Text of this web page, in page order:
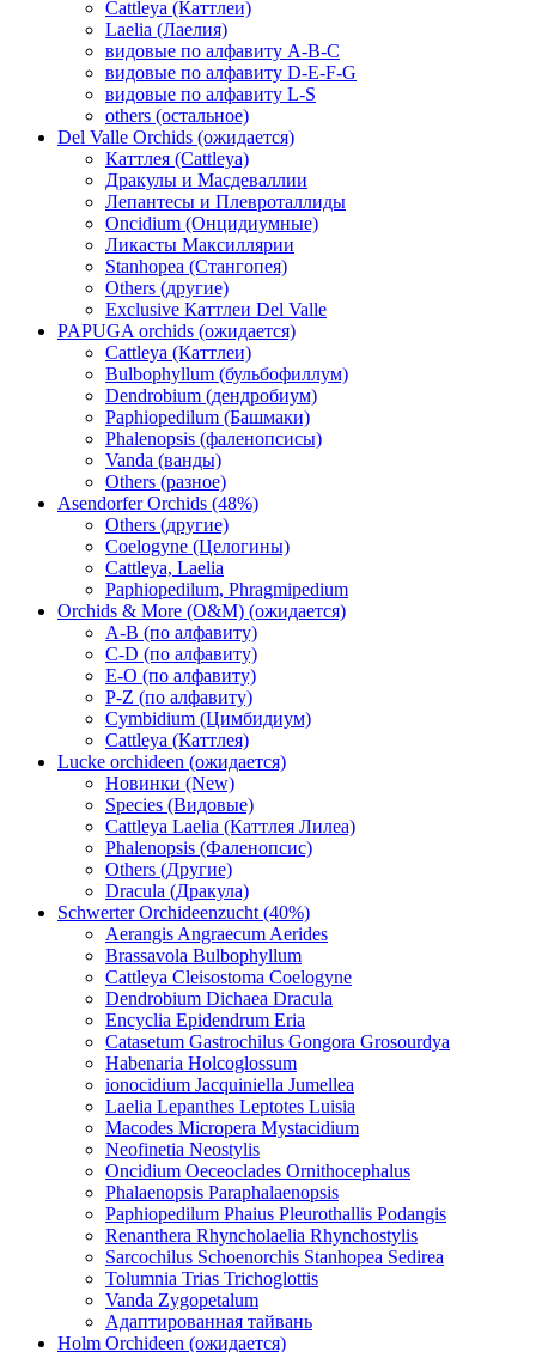
Cattleya (Каттлеи)
Laelia (Лаелия)
видовые по алфавиту A-B-C
видовые по алфавиту D-E-F-G
видовые по алфавиту L-S
others (остальное)
Del Valle Orchids (ожидается)
Каттлея (Cattleya)
Дракулы и Масдеваллии
Лепантесы и Плевроталлиды
Oncidium (Онцидиумные)
Ликасты Максиллярии
Stanhopea (Стангопея)
Others (другие)
Exclusive Каттлеи Del Valle
PAPUGA orchids (ожидается)
Cattleya (Каттлеи)
Bulbophyllum (бульбофиллум)
Dendrobium (дендробиум)
Paphiopedilum (Башмаки)
Phalenopsis (фаленопсисы)
Vanda (ванды)
Others (разное)
Asendorfer Orchids (48%)
Others (другие)
Coelogyne (Целогины)
Cattleya, Laelia
Paphiopedilum, Phragmipedium
Orchids & More (O&M) (ожидается)
A-B (по алфавиту)
C-D (по алфавиту)
E-O (по алфавиту)
P-Z (по алфавиту)
Cymbidium (Цимбидиум)
Cattleya (Каттлея)
Lucke orchideen (ожидается)
Новинки (New)
Species (Видовые)
Cattleya Laelia (Каттлея Лилеа)
Phalenopsis (Фаленопсис)
Others (Другие)
Dracula (Дракула)
Schwerter Orchideenzucht (40%)
Aerangis Angraecum Aerides
Brassavola Bulbophyllum
Cattleya Cleisostoma Coelogyne
Dendrobium Dichaea Dracula
Encyclia Epidendrum Eria
Catasetum Gastrochilus Gongora Grosourdya
Habenaria Holcoglossum
ionocidium Jacquiniella Jumellea
Laelia Lepanthes Leptotes Luisia
Macodes Micropera Mystacidium
Neofinetia Neostylis
Oncidium Oeceoclades Ornithocephalus
Phalaenopsis Paraphalaenopsis
Paphiopedilum Phaius Pleurothallis Podangis
Renanthera Rhyncholaelia Rhynchostylis
Sarcochilus Schoenorchis Stanhopea Sedirea
Tolumnia Trias Trichoglottis
Vanda Zygopetalum
Адаптированная тайвань
Holm Orchideen (ожидается)